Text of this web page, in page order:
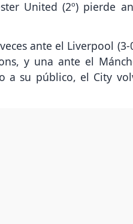
United (2º) pierde
ante el Liverpool (3-
y una ante el
a su público, el City